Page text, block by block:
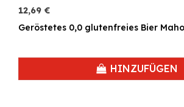
12,69 €
Geröstetes 0,0 glutenfreies Bier
HINZUFÜGEN